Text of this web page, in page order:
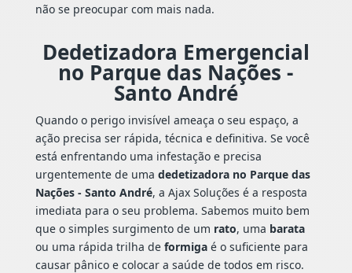
não se preocupar com mais nada.
Dedetizadora Emergencial
no Parque das Nações -
Santo André
Quando o perigo invisível ameaça o seu espaço, a
ação precisa ser rápida, técnica e definitiva. Se você
está enfrentando uma infestação e precisa
urgentemente de uma dedetizadora no Parque das
Nações - Santo André, a Ajax Soluções é a resposta
imediata para o seu problema. Sabemos muito bem
que o simples surgimento de um rato, uma barata
ou uma rápida trilha de formigaé o suficiente para
causar pânico e colocar a saúde de todos em risco.